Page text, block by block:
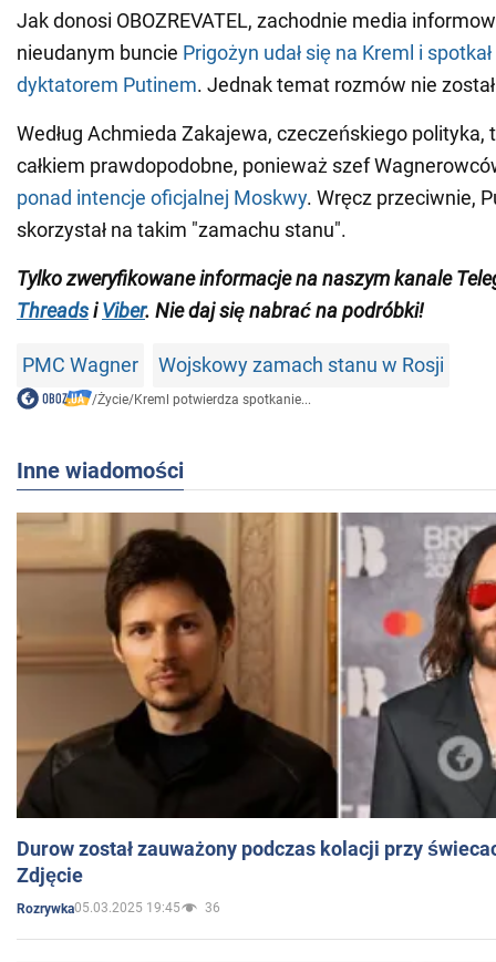
Jak donosi OBOZREVATEL, zachodnie media
nieudanym buncie Prigożyn udał się na Kreml i
dyktatorem Putinem. Jednak temat rozmów nie
Według Achmieda Zakajewa, czeczeńskiego polityka,
całkiem prawdopodobne, ponieważ szef
ponad intencje oficjalnej Moskwy. Wręcz przeciwnie,
skorzystał na takim "zamachu stanu".
Tylko zweryfikowane informacje na naszym kanale
Threadsi Viber. Nie daj się nabrać na podróbki!
PMC Wagner Wojskowy zamach stanu w Rosji
/Życie/Kreml potwierdza spotkanie...
Inne wiadomości
Durow został zauważony podczas kolacji przy
Zdjęcie
Rozrywka05.03.2025 19:45 36